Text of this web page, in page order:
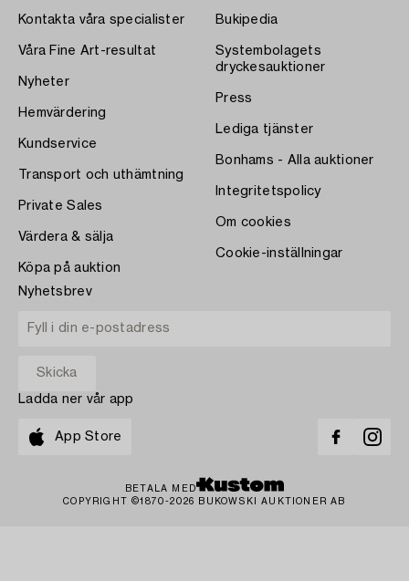
Kontakta våra specialister
Våra Fine Art-resultat
Nyheter
Hemvärdering
Kundservice
Transport och uthämtning
Private Sales
Värdera & sälja
Köpa på auktion
Bukipedia
Systembolagets
dryckesauktioner
Press
Lediga tjänster
Bonhams - Alla auktioner
Integritetspolicy
Om cookies
Cookie-inställningar
Nyhetsbrev
Ladda ner vår app
App Store
BETALA MED
COPYRIGHT ©1870-2026 BUKOWSKI AUKTIONER AB